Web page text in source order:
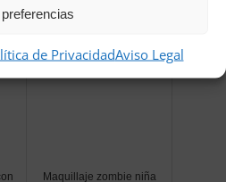
de PrivacidadAviso Legal
Maquillaje zombie niña